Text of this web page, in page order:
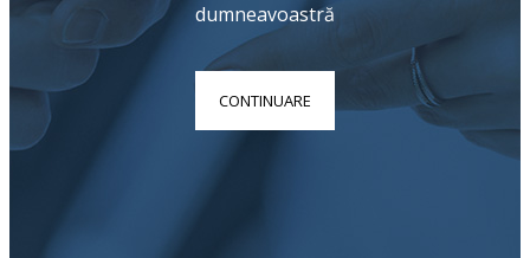
dumneavoastră
CONTINUARE